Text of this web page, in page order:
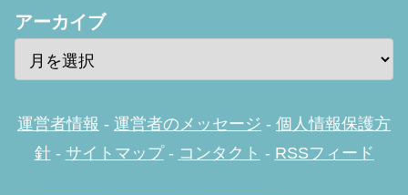
アーカイブ
運営者情報 - 運営者のメッセージ - 個人情報保護方
針- サイトマップ- コンタクト - RSSフィード